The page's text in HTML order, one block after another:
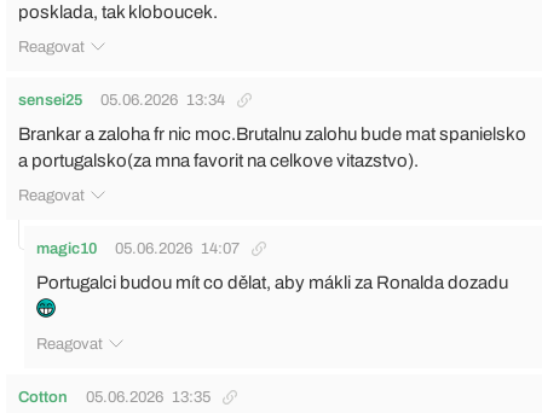
posklada, tak kloboucek.
Reagovat
sensei25 05.06.2026 13:34
Brankar a zaloha fr nic moc.Brutalnu zalohu bude mat spanielsko
a portugalsko(za mna favorit na celkove vitazstvo).
Reagovat
magic10 05.06.2026 14:07
Portugalci budou mít co dělat, aby mákli za Ronalda dozadu
Reagovat
Cotton 05.06.2026 13:35